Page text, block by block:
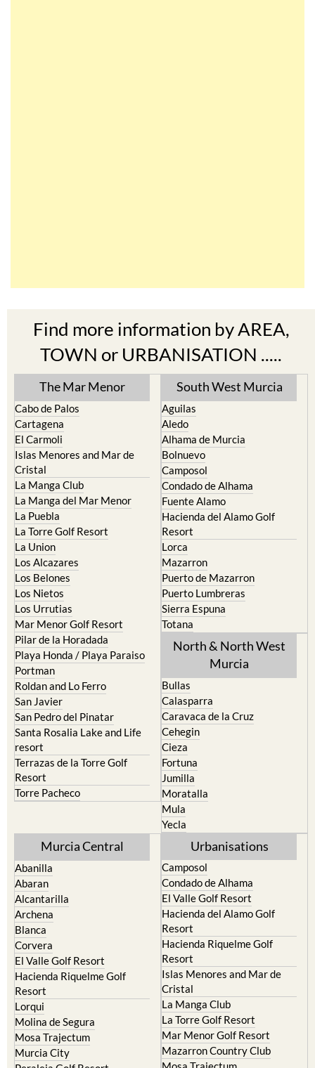
Find more information by AREA,
TOWN or URBANISATION .....
The Mar Menor
Cabo de Palos
Cartagena
El Carmoli
Islas Menores and Mar de
Cristal
La Manga Club
La Manga del Mar Menor
La Puebla
La Torre Golf Resort
La Union
Los Alcazares
Los Belones
Los Nietos
Los Urrutias
Mar Menor Golf Resort
Pilar de la Horadada
Playa Honda / Playa Paraiso
Portman
Roldan and Lo Ferro
San Javier
San Pedro del Pinatar
Santa Rosalia Lake and Life
resort
Terrazas de la Torre Golf
Resort
Torre Pacheco
South West Murcia
Aguilas
Aledo
Alhama de Murcia
Bolnuevo
Camposol
Condado de Alhama
Fuente Alamo
Hacienda del Alamo Golf
Resort
Lorca
Mazarron
Puerto de Mazarron
Puerto Lumbreras
Sierra Espuna
Totana
North & North West
Murcia
Bullas
Calasparra
Caravaca de la Cruz
Cehegin
Cieza
Fortuna
Jumilla
Moratalla
Mula
Yecla
Murcia Central
Abanilla
Abaran
Alcantarilla
Archena
Blanca
Corvera
El Valle Golf Resort
Hacienda Riquelme Golf
Resort
Lorqui
Molina de Segura
Mosa Trajectum
Murcia City
Urbanisations
Camposol
Condado de Alhama
El Valle Golf Resort
Hacienda del Alamo Golf
Resort
Hacienda Riquelme Golf
Resort
Islas Menores and Mar de
Cristal
La Manga Club
La Torre Golf Resort
Mar Menor Golf Resort
Mazarron Country Club